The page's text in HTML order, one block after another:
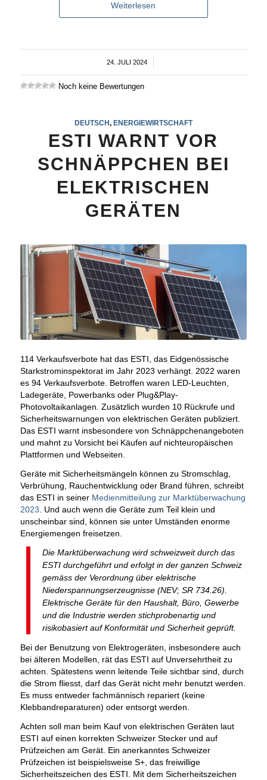
Weiterlesen
24. JULI 2024
Noch keine Bewertungen
DEUTSCH, ENERGIEWIRTSCHAFT
ESTI WARNT VOR
SCHNÄPPCHEN BEI
ELEKTRISCHEN
GERÄTEN
114 Verkaufsverbote hat das ESTI, das Eidgenössische
Starkstrominspektorat im Jahr 2023 verhängt. 2022 waren
es 94 Verkaufsverbote. Betroffen waren LED-Leuchten,
Ladegeräte, Powerbanks oder Plug&Play-
Photovoltaikanlagen. Zusätzlich wurden 10 Rückrufe und
Sicherheitswarnungen von elektrischen Geräten publiziert.
Das ESTI warnt insbesondere von Schnäppchenangeboten
und mahnt zu Vorsicht bei Käufen auf nichteuropäischen
Plattformen und Webseiten.
Geräte mit Sicherheitsmängeln können zu Stromschlag,
Verbrühung, Rauchentwicklung oder Brand führen, schreibt
das ESTI in seiner Medienmitteilung zur Marktüberwachung
2023 . Und auch wenn die Geräte zum Teil klein und
unscheinbar sind, können sie unter Umständen enorme
Energiemengen freisetzen.
Die Marktüberwachung wird schweizweit durch das
ESTI durchgeführt und erfolgt in der ganzen Schweiz
gemäss der Verordnung über elektrische
Niederspannungserzeugnisse (NEV; SR 734.26).
Elektrische Geräte für den Haushalt, Büro, Gewerbe
und die Industrie werden stichprobenartig und
risikobasiert auf Konformität und Sicherheit geprüft.
Bei der Benutzung von Elektrogeräten, insbesondere auch
bei älteren Modellen, rät das ESTI auf Unversehrtheit zu
achten. Spätestens wenn leitende Teile sichtbar sind, durch
die Strom fliesst, darf das Gerät nicht mehr benutzt werden.
Es muss entweder fachmännisch repariert (keine
Klebbandreparaturen) oder entsorgt werden.
Achten soll man beim Kauf von elektrischen Geräten laut
ESTI auf einen korrekten Schweizer Stecker und auf
Prüfzeichen am Gerät. Ein anerkanntes Schweizer
Prüfzeichen ist beispielsweise S+, das freiwillige
Sicherheitszeichen des ESTI. Mit dem Sicherheitszeichen